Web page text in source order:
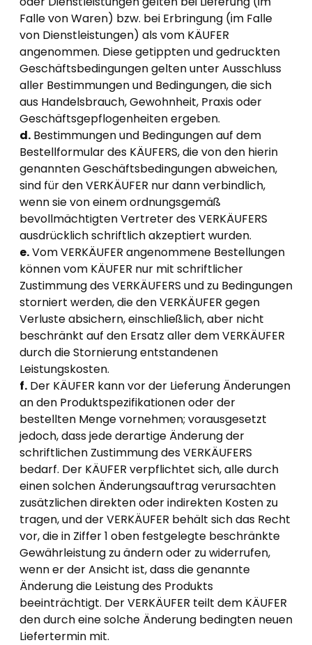
Falle von Waren) bzw. bei Erbringung (im Falle
von Dienstleistungen) als vom KÄUFER
angenommen. Diese getippten und gedruckten
Geschäftsbedingungen gelten unter Ausschluss
aller Bestimmungen und Bedingungen, die sich
aus Handelsbrauch, Gewohnheit, Praxis oder
Geschäftsgepflogenheiten ergeben.
d. Bestimmungen und Bedingungen auf dem
Bestellformular des KÄUFERS, die von den hierin
genannten Geschäftsbedingungen abweichen,
sind für den VERKÄUFER nur dann verbindlich,
wenn sie von einem ordnungsgemäß
bevollmächtigten Vertreter des VERKÄUFERS
ausdrücklich schriftlich akzeptiert wurden.
e.Vom VERKÄUFER angenommene Bestellungen
können vom KÄUFER nur mit schriftlicher
Zustimmung des VERKÄUFERS und zu Bedingungen
storniert werden, die den VERKÄUFER gegen
Verluste absichern, einschließlich, aber nicht
beschränkt auf den Ersatz aller dem VERKÄUFER
durch die Stornierung entstandenen
Leistungskosten.
f. Der KÄUFER kann vor der Lieferung Änderungen
an den Produktspezifikationen oder der
bestellten Menge vornehmen; vorausgesetzt
jedoch, dass jede derartige Änderung der
schriftlichen Zustimmung des VERKÄUFERS
bedarf. Der KÄUFER verpflichtet sich, alle durch
einen solchen Änderungsauftrag verursachten
zusätzlichen direkten oder indirekten Kosten zu
tragen, und der VERKÄUFER behält sich das Recht
vor, die in Ziffer 1 oben festgelegte beschränkte
Gewährleistung zu ändern oder zu widerrufen,
wenn er der Ansicht ist, dass die genannte
Änderung die Leistung des Produkts
beeinträchtigt. Der VERKÄUFER teilt dem KÄUFER
den durch eine solche Änderung bedingten neuen
Liefertermin mit.